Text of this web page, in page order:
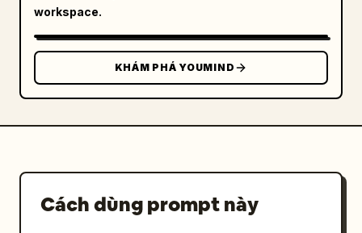
tả, tạo một bảng lớn có viền với các góc bo
được dán nhãn “프롬프트” ở bên trái. Ở bên
phải của thanh tiêu đề, bao gồm chính xác 3
로 이미지 생성 →”, một nút màu trắng có nhãn
Nội dung gợi ý (Prompt body): Điền vào bảng
workspace.
KHÁM PHÁ YOUMIND
Cách dùng prompt này